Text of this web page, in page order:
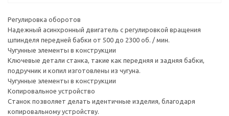
Регулировка оборотов
Надежный асинхронный двигатель с регулировкой вращения
шпинделя передней бабки от 500 до 2300 об. / мин.
Чугунные элементы в конструкции
Ключевые детали станка, такие как передняя и задняя бабки,
подручник и копил изготовлены из чугуна.
Чугунные элементы в конструкции
Копировальное устройство
Станок позволяет делать идентичные изделия, благодаря
копировальному устройству.